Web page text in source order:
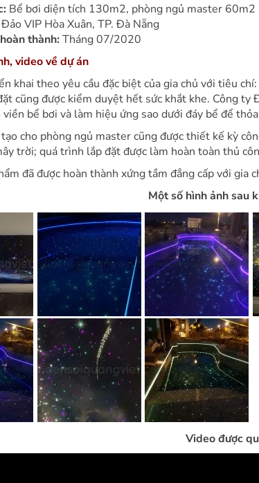
Bể bơi diện tích 130m2, phòng ngủ master 60m2
Đảo VIP Hòa Xuân, TP. Đà Nẵng
thành: Tháng 07/2020
video về dự án
khai theo yêu cầu đặc biệt của gia chủ với tiêu
cũng được kiểm duyệt hết sức khắt khe. Công ty
bể bơi và làm hiệu ứng sao dưới đáy bể để
cho phòng ngủ master cũng được thiết kế kỳ
trời; quá trình lắp đặt được làm hoàn toàn thủ
đã được hoàn thành xứng tầm đẳng cấp với
Một số hình ảnh sau
Video được